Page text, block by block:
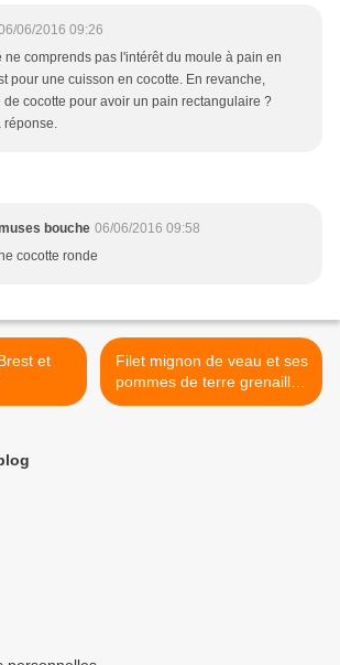
06/2016 09:26
ne comprends pas l'intérêt du moule à pain en
pour une cuisson en cocotte. En revanche,
de cocotte pour avoir un pain rectangulaire ?
réponse.
bouche 06/06/2016 09:58
cocotte ronde
Filet mignon de veau et ses
pommes de terre grenailles
>